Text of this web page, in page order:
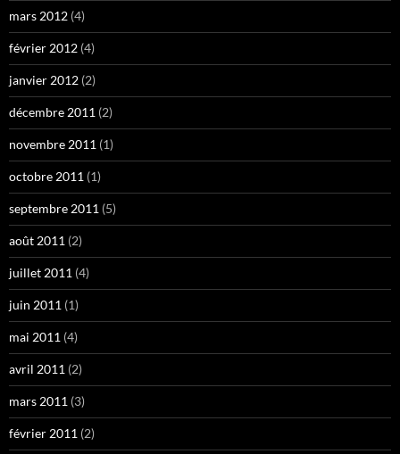
mars 2012 (4)
février 2012 (4)
janvier 2012 (2)
décembre 2011 (2)
novembre 2011 (1)
octobre 2011 (1)
septembre 2011 (5)
août 2011 (2)
juillet 2011 (4)
juin 2011 (1)
mai 2011 (4)
avril 2011 (2)
mars 2011 (3)
février 2011 (2)